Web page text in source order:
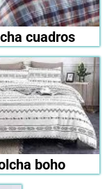
cuadros
boho